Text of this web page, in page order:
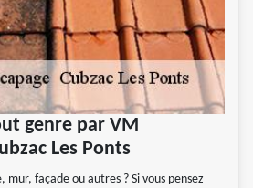
genre par VM
Les Ponts
façade ou autres ? Si vous pensez